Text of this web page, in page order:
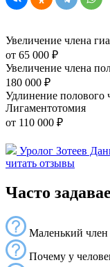
Увеличение члена
от 65 000 ₽
Увеличение члена
180 000 ₽
Удлинение полового
Лигаментотомия
от 110 000 ₽
Уролог Зотеев
читать отзывы
Часто
Маленький
Почему у